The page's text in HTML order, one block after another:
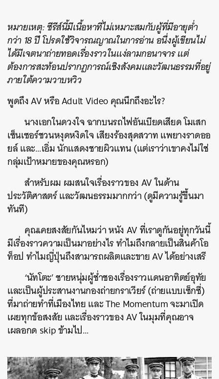
หมายเหตุ: ซีรีส์นี้มีเนื้อหาที่ไม่เหมาะสมกับผู้ที่มีอายุต่ำ
กว่า 18 ปี โปรดใช้วิจารณญาณในการอ่าน อนึ่งผู้เขียนไม่
ได้มีเจตนาถ่ายทอดเรื่องราวในแง่ลามกอนาจาร แต่
ต้องการสะท้อนปรากฏการณ์เชิงสังคมและวัฒนธรรมที่อยู่
ภายใต้ความวาบหวิว
พูดถึง AV หรือ Adult Video คุณนึกถึงอะไร?
นางเอกในดวงใจ ฉากบนรถไฟอันเบียดเสียด โมเสก
เซ็นเซอร์ชวนหงุดหงิดใจ เสียงร้องสุดสวาท แพยางราดออ
ยล์ และ…เอิ่ม นักแสดงชายผิวแทน (แต่เราว่าเขาคงไม่ใช่
กลุ่มเป้าหมายของคุณหรอก)
สำหรับผม ผมสนใจเรื่องราวของ AV ในด้าน
ประวัติศาสตร์ และวัฒนธรรมมากกว่า (ดูมีความรู้ขึ้นมา
ทันที)
คุณเคยสงสัยกันไหมว่า หนัง AV ที่เราดูกันอยู่ทุกวันนี้
มีเรื่องราวความเป็นมาอย่างไร ทำไมถึงกลายเป็นสินค้าโอ
ท็อป ทำไมญี่ปุ่นถึงสามารถผลิตและขาย AV ได้อย่างเสรี
‘นัทโตะ’ ชายหนุ่มผู้ช่ำชองเรื่องราวแดนอาทิตย์อุทัย
และเป็นผู้ประสานงานกองถ่ายกราเวียร์ (ถ่ายแบบเซ็กซี่)
ที่มาถ่ายทำที่เมืองไทย และ The Momentum จะมาเปิด
เผยทุกข้อสงสัย และเรื่องราวของ AV ในมุมที่คุณอาจ
เผลอกด skip ข้ามไป…